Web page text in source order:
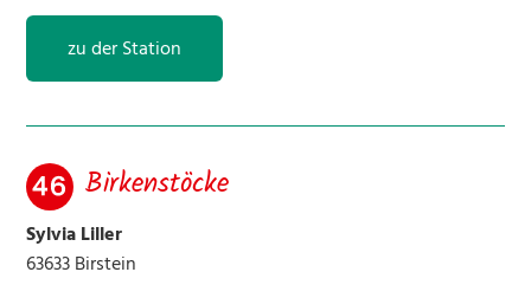
zu der Station
Birkenstöcke
Sylvia Liller
63633 Birstein
40 Vogelschmiede
41 Am Moosbach
43 Miriam Kreim
45 Finehorsework